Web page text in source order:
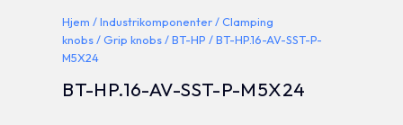
Hjem /Industrikomponenter/Clamping
knobs/Grip knobs/BT-HP / BT-HP.16-AV-SST-P-
M5X24
BT-HP.16-AV-SST-P-M5X24